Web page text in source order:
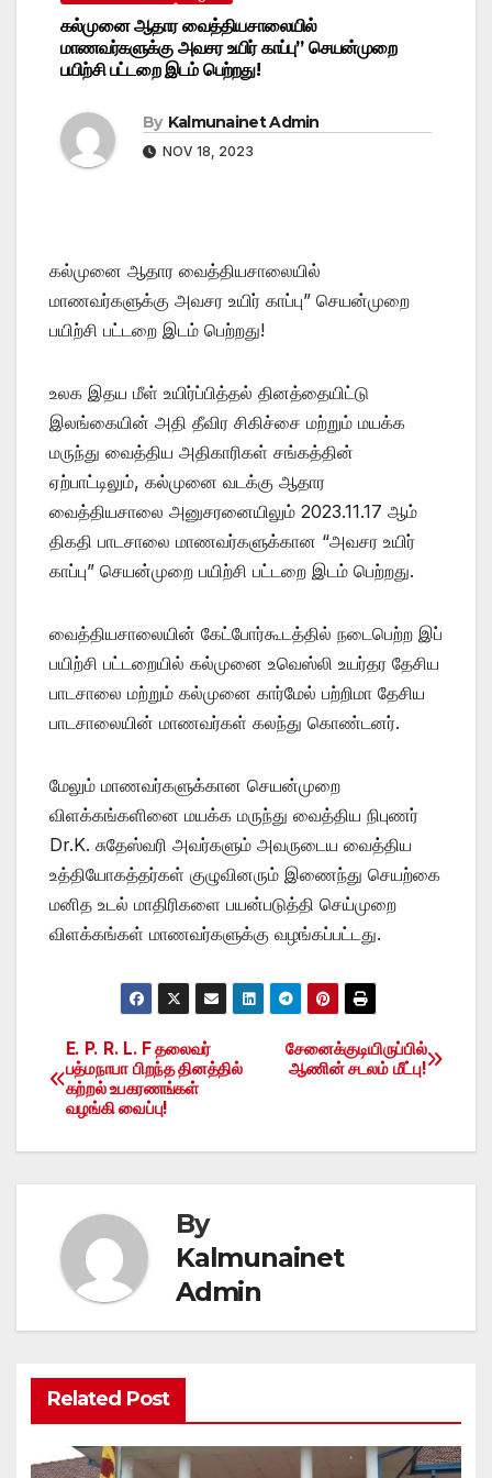
கல்முனை ஆதார வைத்தியசாலையில்
மாணவர்களுக்கு அவசர உயிர் காப்பு” செயன்முறை
பயிற்சி பட்டறை இடம் பெற்றது!
By Kalmunainet Admin
NOV 18, 2023
கல்முனை ஆதார வைத்தியசாலையில்
மாணவர்களுக்கு அவசர உயிர் காப்பு” செயன்முறை
பயிற்சி பட்டறை இடம் பெற்றது!
உலக இதய மீள் உயிர்ப்பித்தல் தினத்தையிட்டு
இலங்கையின் அதி தீவிர சிகிச்சை மற்றும் மயக்க
மருந்து வைத்திய அதிகாரிகள் சங்கத்தின்
ஏற்பாட்டிலும், கல்முனை வடக்கு ஆதார
வைத்தியசாலை அனுசரனையிலும் 2023.11.17 ஆம்
திகதி பாடசாலை மாணவர்களுக்கான “அவசர உயிர்
காப்பு” செயன்முறை பயிற்சி பட்டறை இடம் பெற்றது.
வைத்தியசாலையின் கேட்போர்கூடத்தில் நடைபெற்ற இப்
பயிற்சி பட்டறையில் கல்முனை உவெஸ்லி உயர்தர தேசிய
பாடசாலை மற்றும் கல்முனை கார்மேல் பற்றிமா தேசிய
பாடசாலையின் மாணவர்கள் கலந்து கொண்டனர்.
மேலும் மாணவர்களுக்கான செயன்முறை
விளக்கங்களினை மயக்க மருந்து வைத்திய நிபுணர்
Dr.K. சுதேஸ்வரி அவர்களும் அவருடைய வைத்திய
உத்தியோகத்தர்கள் குழுவினரும் இணைந்து செயற்கை
மனித உடல் மாதிரிகளை பயன்படுத்தி செய்முறை
விளக்கங்கள் மாணவர்களுக்கு வழங்கப்பட்டது.
Post
navigation
சேனைக்குடியிருப்பில்
ஆணின் சடலம் மீட்பு!
E. P. R. L. F தலைவர்
பத்மநாபா பிறந்த தினத்தில்
கற்றல் உபகரணங்கள்
வழங்கி வைப்பு!
By
Kalmunainet
Admin
Related Post